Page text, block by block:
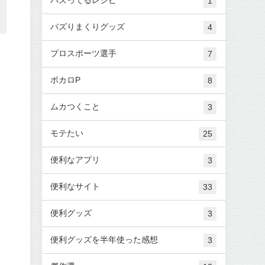
バズりまくりグッズ 4
プロスポーツ選手 7
ボカロP 8
ムカつくこと 3
モテたい 25
便利なアプリ 3
便利なサイト 33
便利グッズ 3
便利グッズを半年使った感想 3